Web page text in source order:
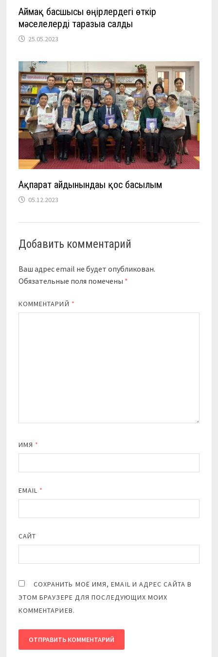
Аймақ басшысы өңірлердегі өткір
мәселелерді таразыға салды
25.05.2023
Ақпарат айдынындағы қос басылым
05.12.2023
Добавить комментарий
Ваш адрес email не будет опубликован.
Обязательные поля помечены *
КОММЕНТАРИЙ *
ИМЯ *
EMAIL *
САЙТ
СОХРАНИТЬ МОЁ ИМЯ, EMAIL И АДРЕС САЙТА В
ЭТОМ БРАУЗЕРЕ ДЛЯ ПОСЛЕДУЮЩИХ МОИХ
КОММЕНТАРИЕВ.